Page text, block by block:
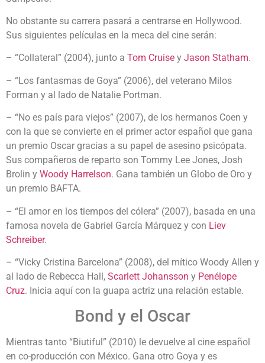
No obstante su carrera pasará a centrarse en Hollywood.
Sus siguientes películas en la meca del cine serán:
– “Collateral” (2004), junto a Tom Cruise y Jason Statham.
– “Los fantasmas de Goya” (2006), del veterano Milos
Forman y al lado de Natalie Portman.
– “No es país para viejos” (2007), de los hermanos Coen y
con la que se convierte en el primer actor español que gana
un premio Oscar gracias a su papel de asesino psicópata.
Sus compañeros de reparto son Tommy Lee Jones, Josh
Brolin y Woody Harrelson. Gana también un Globo de Oro y
un premio BAFTA.
– “El amor en los tiempos del cólera” (2007), basada en una
famosa novela de Gabriel García Márquez y con Liev
Schreiber.
– “Vicky Cristina Barcelona” (2008), del mítico Woody Allen y
al lado de Rebecca Hall, Scarlett Johansson y Penélope
Cruz. Inicia aquí con la guapa actriz una relación estable.
Bond y el Oscar
Mientras tanto “Biutiful” (2010) le devuelve al cine español
en co-producción con México. Gana otro Goya y es